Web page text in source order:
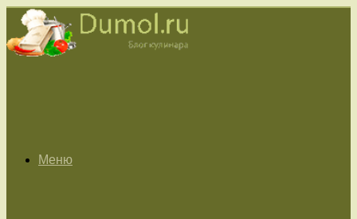
Меню